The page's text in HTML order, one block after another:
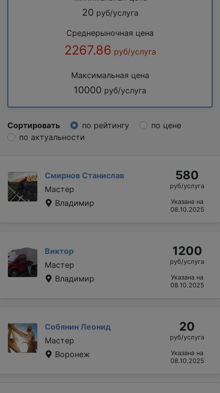
20 руб/услуга
Среднерыночная цена
2267.86 руб/услуга
Максимальная цена
10000 руб/услуга
Сортировать по рейтингу
по цене
по актуальности
Смирнов Станислав
Мастер
Владимир
580
руб/услуга
Указана на
08.10.2025
Виктор
Мастер
Владимир
1200
руб/услуга
Указана на
08.10.2025
Собянин Леонид
Мастер
Воронеж
20
руб/услуга
Указана на
08.10.2025